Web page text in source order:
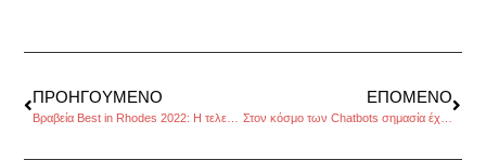
ΠΡΟΗΓΟΎΜΕΝΟ
Βραβεία Best in Rhodes 2022: Η τελετή απονομής
ΕΠΌΜΕΝΟ
Στον κόσμο των Chatbots σημασία έχουν οι ερωτήσεις